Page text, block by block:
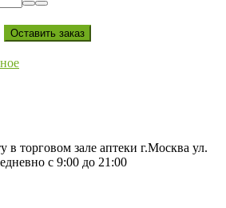
в торговом зале аптеки г.Москва ул.
с 9:00 до 21:00